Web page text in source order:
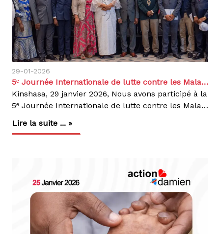
29-01-2026
5ᵉ Journée Internationale de lutte contre les Maladies Tropicales Négligées (MTN) : Action Damien engagée aux côtés du PNEL pour une action concertée en RDC
Kinshasa, 29 janvier 2026, Nous avons participé à la
5ᵉ Journée Internationale de lutte contre les Maladies Tropicales Négligées (MTN), organisée à l’Hôtel Hilton à Kinshasa sous le thème : « Unir, agir et éliminer les MTN pour la santé, la dignité et le bien-être des communautés ».Placée sous l’égide du Ministère de la Santé Publique, Hygiène et Prévoyance Sociale, cette rencontre de haut niveau a réuni les autorités sanitaires nationales, les programmes nationaux, les partenaires techniques et financiers ainsi que les organisations engagées dans la lutte contre les MTN en République Démocratique du Congo.Une journée marquée par des engagements fortsLa cérémonie officielle a été ponctuée par l’arrivée du Secrétaire générale et, suivie des allocutions des responsables nationaux, notamment la Directrice de la Direction de la Surveillance Épidémiologique (DSE) ainsi que des Directeurs et représentants des programmes nationaux engagés dans la lutte contre les différentes MTN.Le temps fort de la journée a été la présentation du Plan Directeur de lutte intégrée contre les MTN en RDC 2026-2030, document stratégique définissant les priorités nationales pour les cinq prochaines années. Ce plan met l’accent sur la coordination entre les programmes, la mobilisation des ressources domestiques et le renforcement de la collaboration avec les partenaires, afin d’améliorer l’efficacité et l’impact des interventions sur le terrain.Action Damien, partenaire historique du PNELEn tant que partenaire technique et financier du Programme National d’Elimination de la Lèpre (PNEL), nous avons pris part à cette journée en réaffirmant notre engagement dans la lutte contre les MTN cutanées, notamment :nous avons pris part à cette journée en réaffirmant notre engagement dans la lutte contre les MTN cutanées, notamment :La Lèpre,Le Pian,L’Ulcère de Buruli.Notre appui vise à renforcer la prévention, le dépistage précoce, garantir l’accès gratuit aux soins et lutter contre la stigmatisation, en étroite collaboration avec le Ministère de la Santé. À travers notre participation, Nous réaffirmons notre conviction que l’élimination des MTN en RDC repose sur l’action collective, la coordination des acteurs et la priorité accordée aux populations les plus vulnérables.Une approche intégrée et collaborativeLes échanges ont également permis de faire un état des lieux des progrès réalisés par les différents programmes nationaux (PNED, PNEL, PNLTHA, PNLMNT-CTP, Santé mentale), soulignant l’importance d’une approche intégrée, fondée sur la complémentarité des actions et le travail en synergie.Dans son mot de clôture, le Secrétaire Général a insisté sur l’appropriation de la mise en œuvre de ce plan directeur par les différents programmes nationaux de lutte contre les MTN en le traduisant en plan d’action opérationnel annuel.La cérémonie s’est clôturée par une photo de famille officielle, suivie d’échanges informels entre les participants, renforçant le dialogue et les perspectives de collaboration future.Parce qu’agir c’est contagieux : Unissons-nous, agissons et éliminons ensemble les MTN pour une RDC plus juste et en meilleure santé..
Lire la suite ... »